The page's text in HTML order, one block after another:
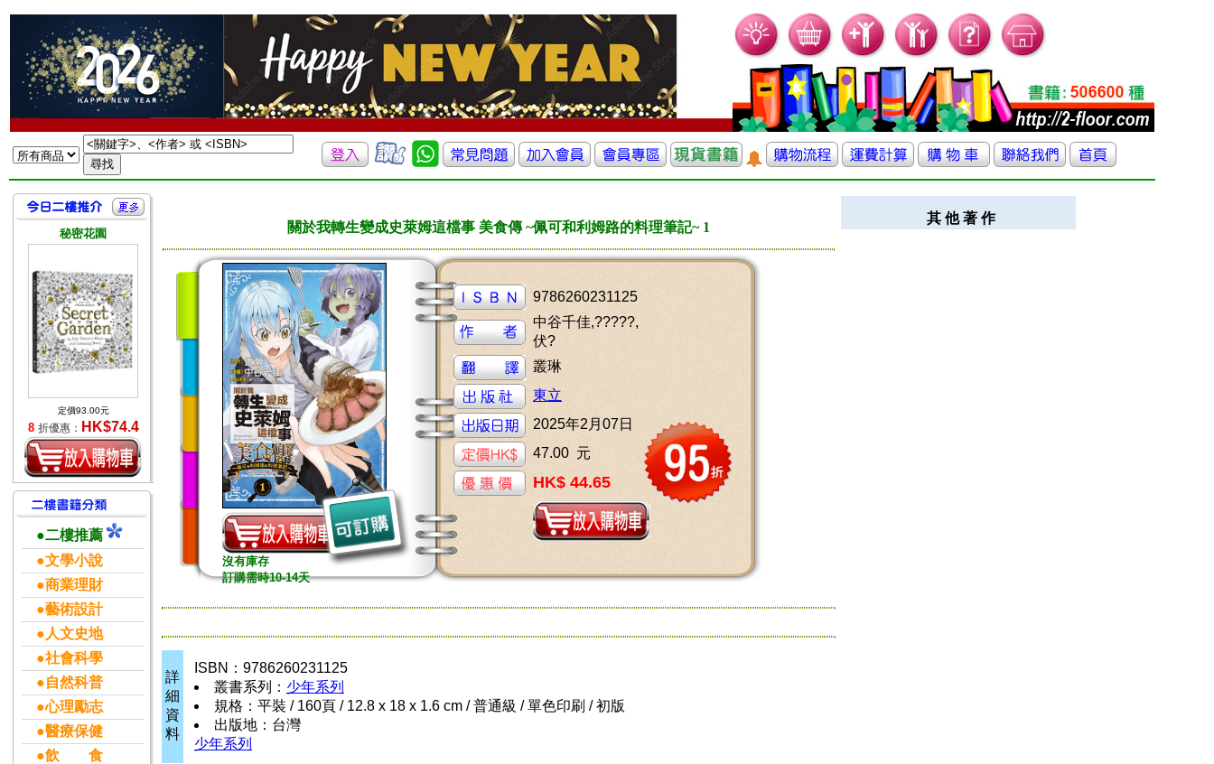
秘密花園
定價93.00元
8 折優惠： HK$74.4
●二樓推薦
●文學小說
●商業理財
●藝術設計
●人文史地
●社會科學
●自然科普
●心理勵志
●醫療保健
●飲 食
關於我轉生變成史萊姆這檔事 美食傳 ~佩可和利姆路的料理筆記~ 1
沒有庫存
訂購需時10-14天
9786260231125
中谷千佳,?????,
伏?
叢琳
東立
2025年2月07日
47.00 元
HK$ 44.65
詳
細
資
料
ISBN：9786260231125
叢書系列： 少年系列
規格：平裝 / 160頁 / 12.8 x 18 x 1.6 cm / 普通級 / 單色印刷 / 初版
出版地：台灣
少年系列
其 他 著 作